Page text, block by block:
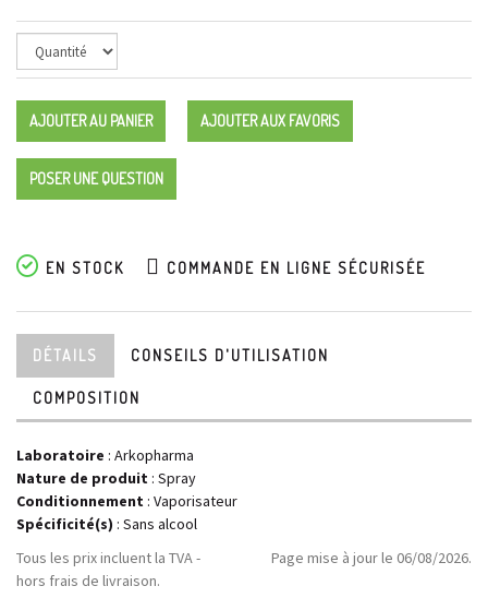
AJOUTER AU PANIER AJOUTER AUX FAVORIS
POSER UNE QUESTION
EN STOCK COMMANDE EN LIGNE SÉCURISÉE
DÉTAILS CONSEILS D'UTILISATION
COMPOSITION
Laboratoire : Arkopharma
Nature de produit : Spray
Conditionnement : Vaporisateur
Spécificité(s) : Sans alcool
Tous les prix incluent la TVA -
hors frais de livraison.
Page mise à jour le 06/08/2026.